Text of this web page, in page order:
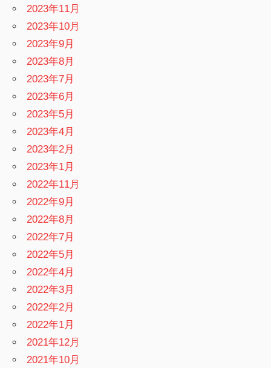
2023年11月
2023年10月
2023年9月
2023年8月
2023年7月
2023年6月
2023年5月
2023年4月
2023年2月
2023年1月
2022年11月
2022年9月
2022年8月
2022年7月
2022年5月
2022年4月
2022年3月
2022年2月
2022年1月
2021年12月
2021年10月